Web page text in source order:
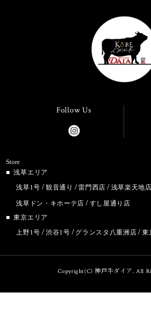
Follow Us
Store
浅草エリア
浅草1号
観音通り 雷門西店 浅草楽天地店
浅草ドン・キホーテ店
すし屋通り店
東京エリア
上野1号
渋谷1号 グランスタ八重洲店 東
Copyright(C) 神戸牛ダイア. All